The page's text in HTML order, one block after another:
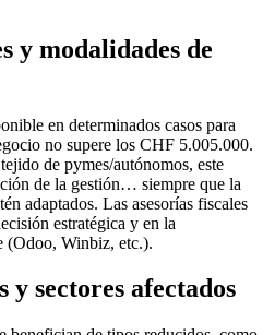
y modalidades de
en determinados casos para
no supere los CHF 5.005.000.
de pymes/autónomos, este
de la gestión… siempre que la
adaptados. Las asesorías fiscales
estratégica y en la
(Odoo, Winbiz, etc.).
y sectores afectados